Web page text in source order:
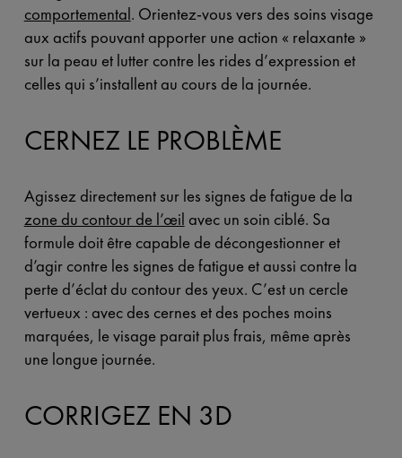
comportemental. Orientez-vous vers des soins visage
aux actifs pouvant apporter une action « relaxante »
sur la peau et lutter contre les rides d’expression et
celles qui s’installent au cours de la journée.
CERNEZ LE PROBLÈME
Agissez directement sur les signes de fatigue de la
zone du contour de l’œil avec un soin ciblé. Sa
formule doit être capable de décongestionner et
d’agir contre les signes de fatigue et aussi contre la
perte d’éclat du contour des yeux. C’est un cercle
vertueux : avec des cernes et des poches moins
marquées, le visage parait plus frais, même après
une longue journée.
CORRIGEZ EN 3D